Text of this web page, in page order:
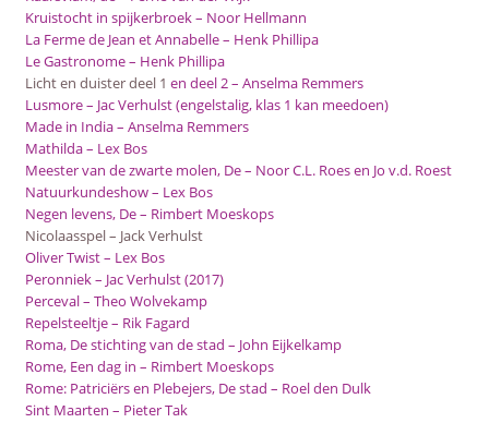
Kruistocht in spijkerbroek – Noor Hellmann
La Ferme de Jean et Annabelle – Henk Phillipa
Le Gastronome – Henk Phillipa
Licht en duister deel 1 en deel 2 – Anselma Remmers
Lusmore – Jac Verhulst (engelstalig, klas 1 kan meedoen)
Made in India – Anselma Remmers
Mathilda – Lex Bos
Meester van de zwarte molen, De – Noor C.L. Roes en Jo v.d. Roest
Natuurkundeshow – Lex Bos
Negen levens, De – Rimbert Moeskops
Nicolaasspel – Jack Verhulst
Oliver Twist – Lex Bos
Peronniek – Jac Verhulst (2017)
Perceval – Theo Wolvekamp
Repelsteeltje – Rik Fagard
Roma, De stichting van de stad – John Eijkelkamp
Rome, Een dag in – Rimbert Moeskops
Rome: Patriciërs en Plebejers, De stad – Roel den Dulk
Sint Maarten – Pieter Tak